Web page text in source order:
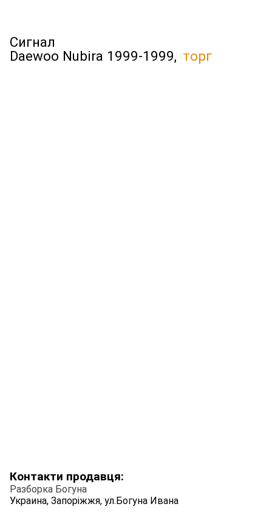
Сигнал
Daewoo Nubira 1999-1999, торг
Контакти продавця:
Разборка Богуна
Украина, Запоріжжя, ул.Богуна Ивана